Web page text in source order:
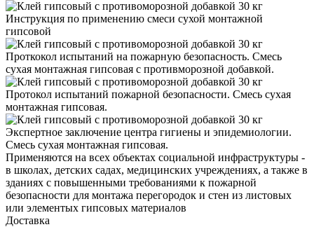
Инструкция по применению смеси сухой монтажной
гипсовой
Проткокол испытаний на пожарную безопасность. Смесь
сухая монтажная гипсовая с противморозной добавкой.
Протокол испытаний пожарной безопасности. Смесь сухая
монтажная гипсовая.
Экспертное заключение центра гигиены и эпидемиологии.
Смесь сухая монтажная гипсовая.
Применяются на всех объектах социальной инфраструктуры -
в школах, детских садах, медицинских учреждениях, а также в
зданиях с повышенными требованиями к пожарной
безопасности для монтажа перегородок и стен из листовых
или элементых гипсовых материалов
Доставка